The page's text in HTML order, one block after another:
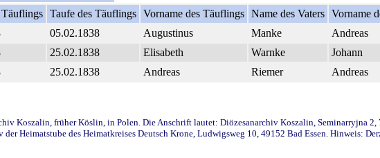
Täuflings Taufe des Täuflings Vorname des Täuflings Name des Vaters Vorname
05.02.1838 Augustinus Manke Andreas
25.02.1838 Elisabeth Warnke Johann
25.02.1838 Andreas Riemer Andreas
Koszalin, früher Köslin, in Polen. Die Anschrift lautet: Diözesanarchiv Koszalin, Seminarryjna
Heimatstube des Heimatkreises Deutsch Krone, Ludwigsweg 10, 49152 Bad Essen. Hinweis: